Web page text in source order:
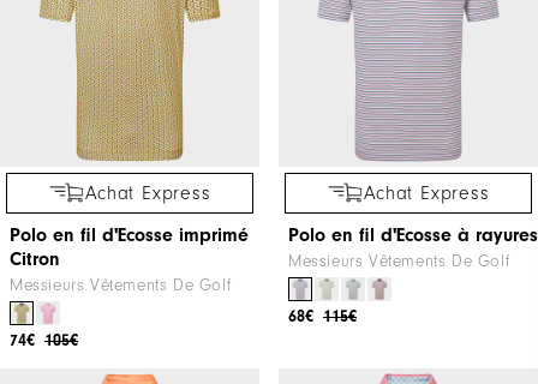
Achat Express
Polo en fil d'Ecosse imprimé
Citron
Messieurs Vêtements De Golf
105€
74€
Achat Express
Polo en fil d'Ecosse à rayures
Messieurs Vêtements De Golf
115€
68€